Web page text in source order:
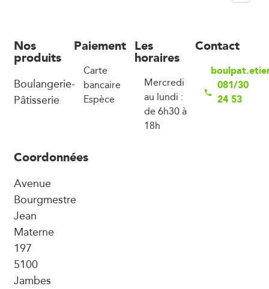
Nos
produits
Boulangerie-
Pâtisserie
Paiement
Carte
bancaire
Espèce
Les
horaires
Mercredi
au lundi :
de 6h30 à
18h
Contact
081/30
24 53
Coordonnées
Avenue
Bourgmestre
Jean
Materne
197
5100
Jambes